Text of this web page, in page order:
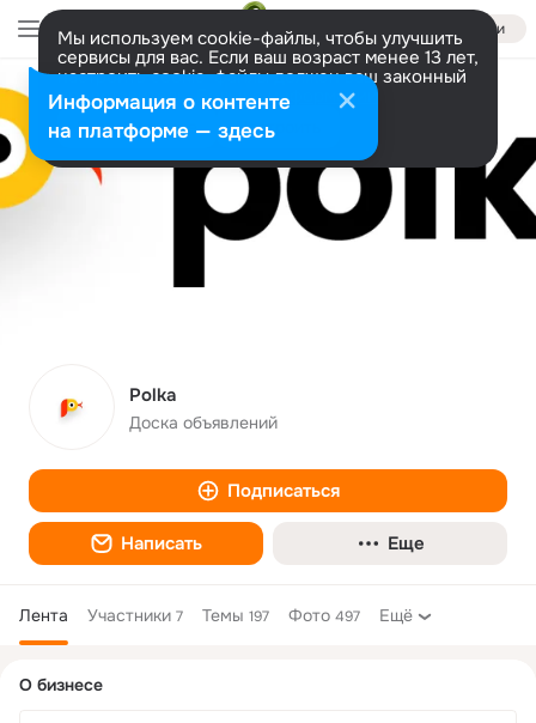
Войти
Мы используем cookie-файлы, чтобы улучшить
сервисы для вас. Если ваш возраст менее 13 лет,
настроить cookie-файлы должен ваш законный
представитель. Больше информации
Разрешить все Настроить
Polka
Доска объявлений
Подписаться
Написать Еще
Лента Участники 7 Темы 197 Фото 497 Ещё
колонка
О бизнесе
Информация о контенте
на платформе — здесь